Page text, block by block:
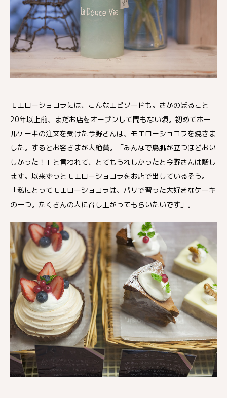
モエローショコラには、こんなエピソードも。さかのぼること
20年以上前、まだお店をオープンして間もない頃。初めてホー
ルケーキの注文を受けた今野さんは、モエローショコラを焼きま
した。するとお客さまが大絶賛。「みんなで鳥肌が立つほどおい
しかった！」と言われて、とてもうれしかったと今野さんは話し
ます。以来ずっとモエローショコラをお店で出しているそう。
「私にとってモエローショコラは、パリで習った大好きなケーキ
の一つ。たくさんの人に召し上がってもらいたいです」。